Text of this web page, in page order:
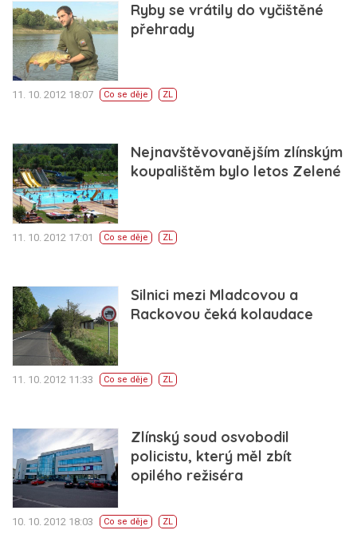
Ryby se vrátily do vyčištěné
přehrady
11. 10. 2012 18:07 Co se děje ZL
Nejnavštěvovanějším zlínským
koupalištěm bylo letos Zelené
11. 10. 2012 17:01 Co se děje ZL
Silnici mezi Mladcovou a
Rackovou čeká kolaudace
11. 10. 2012 11:33 Co se děje ZL
Zlínský soud osvobodil
policistu, který měl zbít
opilého režiséra
10. 10. 2012 18:03 Co se děje ZL